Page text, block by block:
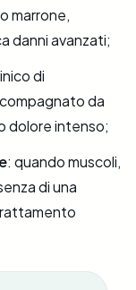
marrone,
danni avanzati;
di
da
dolore intenso;
: quando muscoli,
di una